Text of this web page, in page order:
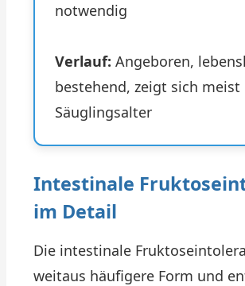
notwendig
Verlauf: Angeboren,
bestehend, zeigt sich meist
Säuglingsalter
Intestinale
im Detail
Die intestinale
weitaus häufigere Form und